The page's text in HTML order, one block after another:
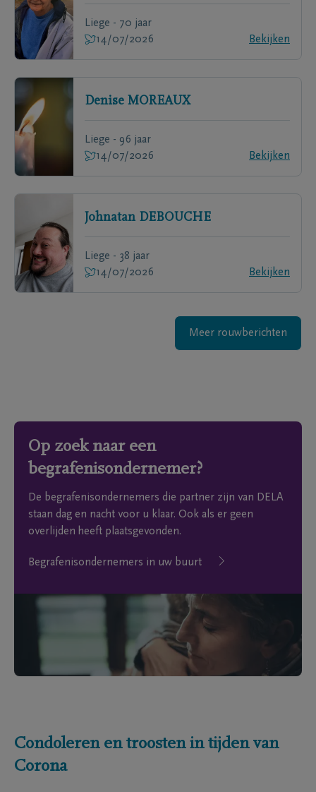
Liege - 70 jaar
14/07/2026
Bekijken
Denise MOREAUX
Liege - 96 jaar
14/07/2026
Bekijken
Johnatan DEBOUCHE
Liege - 38 jaar
14/07/2026
Bekijken
Meer rouwberichten
Op zoek naar een
begrafenisondernemer?
De begrafenisondernemers die partner zijn van DELA
staan dag en nacht voor u klaar. Ook als er geen
overlijden heeft plaatsgevonden.
Begrafenisondernemers in uw buurt
Condoleren en troosten in tijden van
Corona